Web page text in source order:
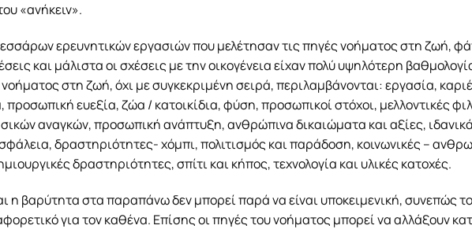
«ανήκειν».
ερευνητικών εργασιών που μελέτησαν τις πηγές νοήματος στη ζωή,
και μάλιστα οι σχέσεις με την οικογένεια είχαν πολύ υψηλότερη
στη ζωή, όχι με συγκεκριμένη σειρά, περιλαμβάνονται: εργασία,
ευεξία, ζώα / κατοικίδια, φύση, προσωπικοί στόχοι, μελλοντικές
αναγκών, προσωπική ανάπτυξη, ανθρώπινα δικαιώματα και αξίες,
δραστηριότητες- χόμπι, πολιτισμός και παράδοση, κοινωνικές –
δραστηριότητες, σπίτι και κήπος, τεχνολογία και υλικές κατοχές.
η βαρύτητα στα παραπάνω δεν μπορεί παρά να είναι υποκειμενική, συνεπώς
για τον καθένα. Επίσης οι πηγές του νοήματος μπορεί να αλλάξουν